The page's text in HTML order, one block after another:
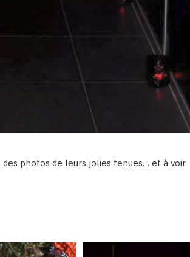
photos de leurs jolies tenues… et à voir